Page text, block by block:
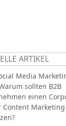
ARTIKEL
Media
sollten B2B
einen
Marketing